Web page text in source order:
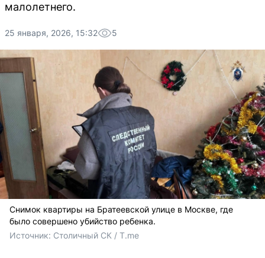
малолетнего.
25 января, 2026, 15:32 5
Снимок квартиры на Братеевской улице в Москве, где
было совершено убийство ребенка.
Источник: Столичный СК / T.me